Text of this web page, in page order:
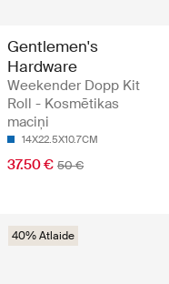
Gentlemen's
Hardware
Weekender Dopp Kit
Roll - Kosmētikas
maciņi
14X22.5X10.7CM
37.50 € 50 €
40% Atlaide